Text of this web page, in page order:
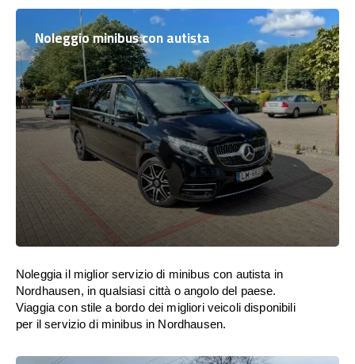
Noleggio minibus con autista
Noleggia il miglior servizio di minibus con autista in
Nordhausen, in qualsiasi città o angolo del paese.
Viaggia con stile a bordo dei migliori veicoli disponibili
per il servizio di minibus in Nordhausen.